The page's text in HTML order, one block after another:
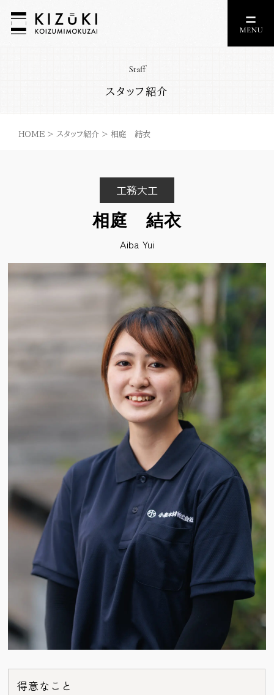
Staff
スタッフ紹介
HOME > スタッフ紹介 > 相庭 結衣
工務大工
相庭 結衣
Aiba Yui
得意なこと